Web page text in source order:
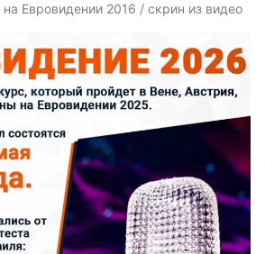
Евровидении 2016 / скрин из видео